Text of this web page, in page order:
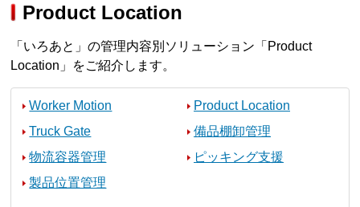
Product Location
「いろあと」の管理内容別ソリューション「Product
Location」をご紹介します。
Worker Motion
Product Location
Truck Gate
備品棚卸管理
物流容器管理
ピッキング支援
製品位置管理